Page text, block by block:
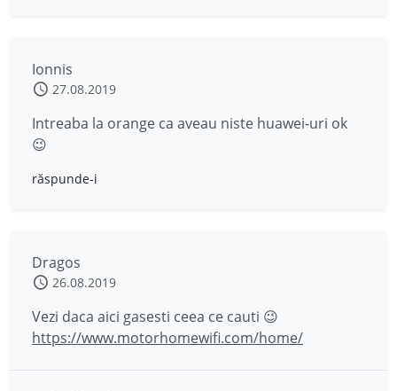
Ionnis
27.08.2019
Intreaba la orange ca aveau niste huawei-uri ok
😉
răspunde-i
Dragos
26.08.2019
Vezi daca aici gasesti ceea ce cauti 😉
https://www.motorhomewifi.com/home/